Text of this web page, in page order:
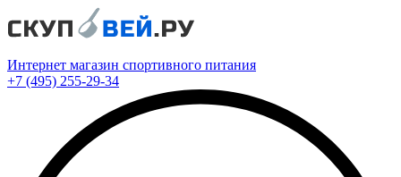
Интернет магазин спортивного питания
+7 (495) 255-29-34